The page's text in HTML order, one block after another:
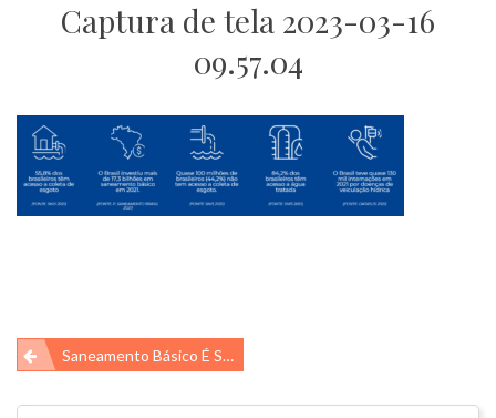
Captura de tela 2023-03-16
09.57.04
Navegação
de
Saneamento Básico É Saúde